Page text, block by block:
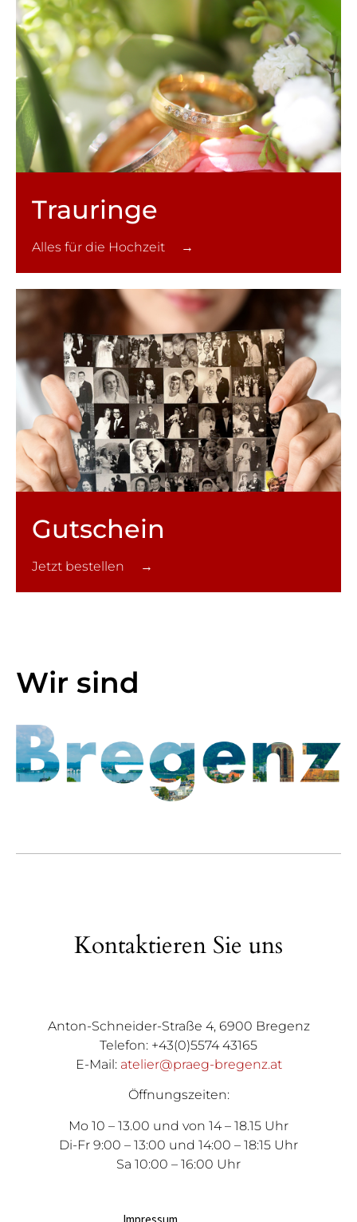
Trauringe
Alles für die Hochzeit →
Gutschein
Jetzt bestellen →
Wir sind
Kontaktieren Sie uns
Anton-Schneider-Straße 4, 6900 Bregenz
Telefon: +43(0)5574 43165
E-Mail: atelier@praeg-bregenz.at
Öffnungszeiten:
Mo 10 – 13.00 und von 14 – 18.15 Uhr
Di-Fr 9:00 – 13:00 und 14:00 – 18:15 Uhr
Sa 10:00 – 16:00 Uhr